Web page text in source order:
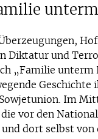
Diktatur und
„Familie unterm
Geschichte
Im
die vor den
dort selbst